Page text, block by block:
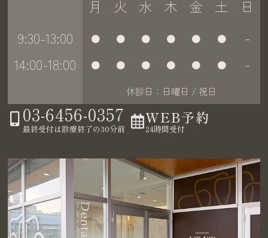
月 火 水 木 金 土
日
9:30-13:00
● ● ● ● ● ● －
14:00-18:00 ● ● ● ● ● ●
－
休診日：日曜日 / 祝日
03-6456-0357
最終受付は診療終了の30分前
WEB予約
24時間受付